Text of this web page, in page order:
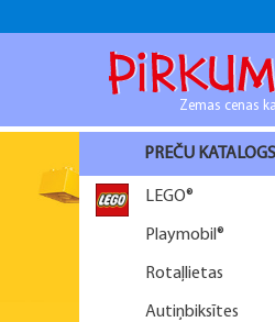
Zemas cenas
PREČU KATALOGS
LEGO®
Playmobil®
Rotaļlietas
Autiņbiksītes